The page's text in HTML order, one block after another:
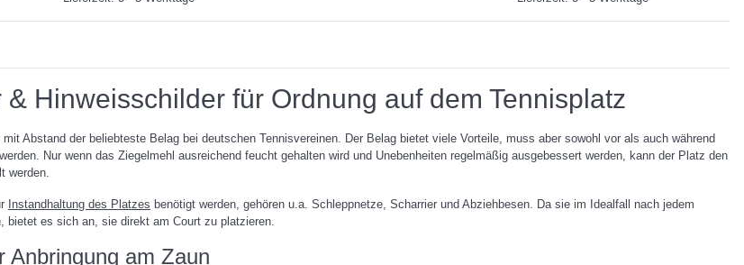
& Hinweisschilder für Ordnung auf dem Tennisplatz
Abstand der beliebteste Belag bei deutschen Tennisvereinen. Der Belag bietet viele Vorteile, muss aber sowohl vor als auch während
Nur wenn das Ziegelmehl ausreichend feucht gehalten wird und Unebenheiten regelmäßig ausgebessert werden, kann der Platz den
werden.
Instandhaltung des Platzes benötigt werden, gehören u.a. Schleppnetze, Scharrier und Abziehbesen. Da sie im Idealfall nach jedem
bietet es sich an, sie direkt am Court zu platzieren.
Anbringung am Zaun